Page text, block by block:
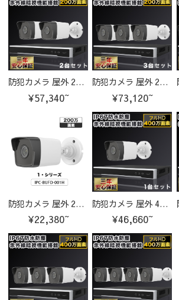
防犯カメラ 屋外 200万画素 固定レンズ2.8mm IP67防塵防水 IPカメラ 2台セット
¥57,340~
防犯カメラ 屋外 200万画素 固定レンズ2.8mm IP67防塵防水 IPカメラ 3台セット
¥73,120~
防犯カメラ 屋外 200万画素 固定レンズ2.8mm IP67防塵防水 IPカメラ IPC-BUFD-001H-cam
¥22,380~
防犯カメラ 屋外 400万画素 固定レンズ2.8mm IP67防塵防水 IPカメラ 1台セット
¥46,660~